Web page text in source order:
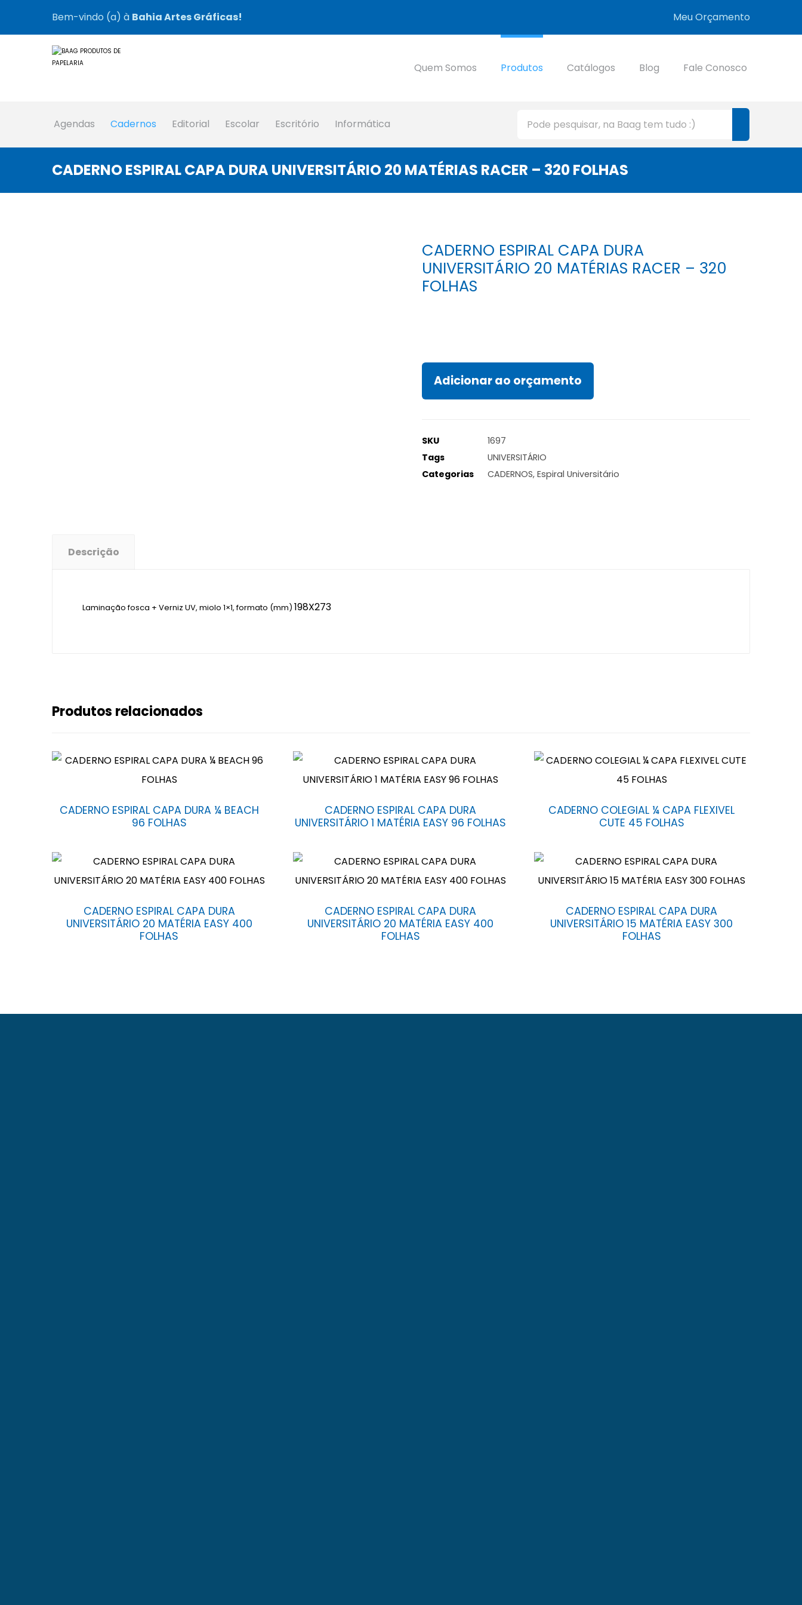
Bem-vindo (a) à Bahia Artes Gráficas! Meu Orçamento
Quem Somos Produtos Catálogos Blog Fale Conosco
Agendas Cadernos Editorial Escolar Escritório Informática
CADERNO ESPIRAL CAPA DURA UNIVERSITÁRIO 20 MATÉRIAS RACER – 320 FOLHAS
CADERNO ESPIRAL CAPA DURA
UNIVERSITÁRIO 20 MATÉRIAS RACER – 320
FOLHAS
Adicionar ao orçamento
SKU
1697
Tags
UNIVERSITÁRIO
Categorias
CADERNOS,Espiral Universitário
Descrição
Laminação fosca + Verniz UV, miolo 1×1, formato (mm) 198X273
Produtos relacionados
CADERNO ESPIRAL CAPA DURA ¼ BEACH
96 FOLHAS
CADERNO ESPIRAL CAPA DURA
UNIVERSITÁRIO 1 MATÉRIA EASY 96 FOLHAS
CADERNO COLEGIAL ¼ CAPA FLEXIVEL
CUTE 45 FOLHAS
CADERNO ESPIRAL CAPA DURA
UNIVERSITÁRIO 20 MATÉRIA EASY 400
FOLHAS
CADERNO ESPIRAL CAPA DURA
UNIVERSITÁRIO 20 MATÉRIA EASY 400
FOLHAS
CADERNO ESPIRAL CAPA DURA
UNIVERSITÁRIO 15 MATÉRIA EASY 300
FOLHAS